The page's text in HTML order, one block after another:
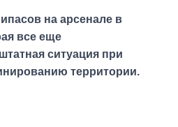
на арсенале в
все еще
ситуация при
территории.